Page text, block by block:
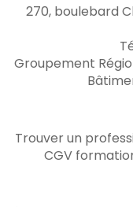
270, boulebard
Groupement
Trouver un
CGV